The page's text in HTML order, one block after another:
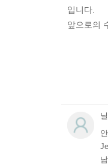
입니다.
앞으로의